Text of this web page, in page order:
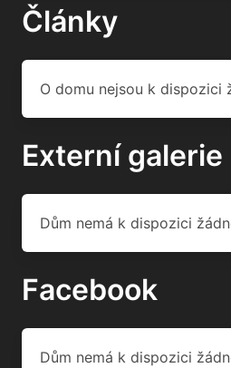
Články
O domu nejsou k dispozici
Externí galerie
Dům nemá k dispozici
Facebook
Dům nemá k dispozici